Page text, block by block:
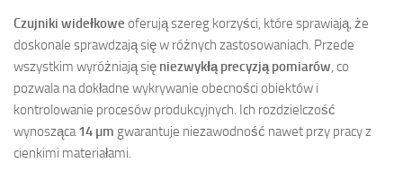
Czujniki widełkowe oferują szereg korzyści, które sprawiają, że
doskonale sprawdzają się w różnych zastosowaniach. Przede
wszystkim wyróżniają się niezwykłą precyzją pomiarów, co
pozwala na dokładne wykrywanie obecności obiektów i
kontrolowanie procesów produkcyjnych. Ich rozdzielczość
wynosząca14 µm gwarantuje niezawodność nawet przy pracy z
cienkimi materiałami.